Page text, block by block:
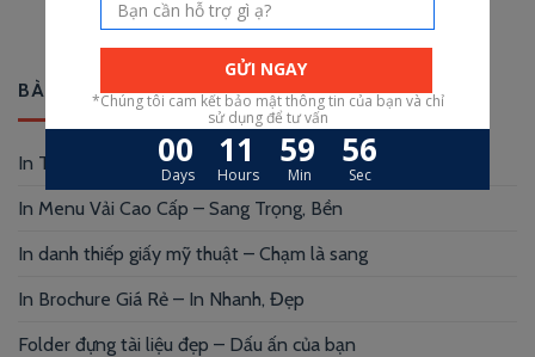
BÀI VIẾT MỚI
In Thẻ Nhựa Tại TP HCM – chỉ trong 24h
In Menu Vải Cao Cấp – Sang Trọng, Bền
In danh thiếp giấy mỹ thuật – Chạm là sang
In Brochure Giá Rẻ – In Nhanh, Đẹp
Folder đựng tài liệu đẹp – Dấu ấn của bạn